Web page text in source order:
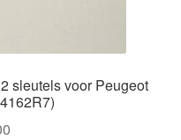
sleutels voor Peugeot